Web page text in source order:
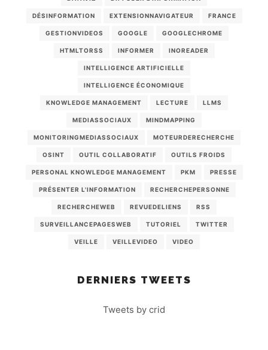
DÉSINFORMATION EXTENSIONNAVIGATEUR FRANCE
GESTIONVIDEOS GOOGLE GOOGLECHROME
HTMLTORSS INFORMER INOREADER
INTELLIGENCE ARTIFICIELLE
INTELLIGENCE ÉCONOMIQUE
KNOWLEDGE MANAGEMENT LECTURE LLMS
MEDIASSOCIAUX MINDMAPPING
MONITORINGMEDIASSOCIAUX MOTEURDERECHERCHE
OSINT OUTIL COLLABORATIF OUTILS FROIDS
PERSONAL KNOWLEDGE MANAGEMENT PKM PRESSE
PRÉSENTER L'INFORMATION RECHERCHEPERSONNE
RECHERCHEWEB REVUEDELIENS RSS
SURVEILLANCEPAGESWEB TUTORIEL TWITTER
VEILLE VEILLEVIDEO VIDEO
DERNIERS TWEETS
Tweets by crid